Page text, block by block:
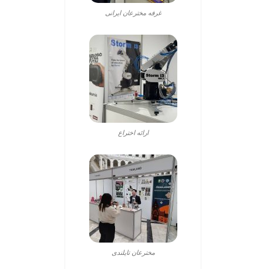
غرفه مخترعان ایرانی
ارائه اختراع
مخترعان تایلندی